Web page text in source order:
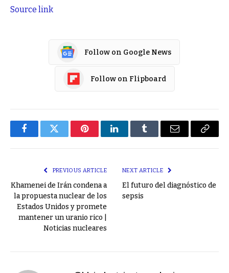
Source link
Follow on Google News
Follow on Flipboard
FacebookTwitter PinterestLinkedInTumblr Email
Copy
PREVIOUS ARTICLE
Khamenei de Irán condena a
la propuesta nuclear de los
Estados Unidos y promete
mantener un uranio rico |
Noticias nucleares
NEXT ARTICLE
El futuro del diagnóstico de
sepsis